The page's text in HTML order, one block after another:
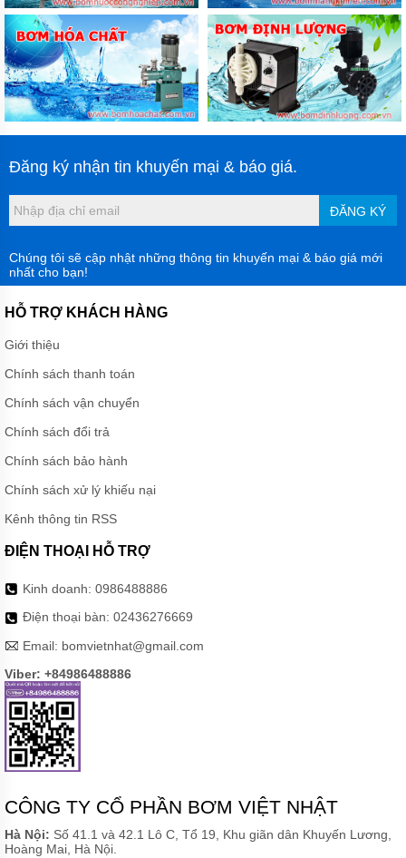
Đăng ký nhận tin khuyến mại & báo giá.
ĐĂNG KÝ
Chúng tôi sẽ cập nhật những thông tin khuyến mại & báo giá mới
nhất cho bạn!
HỖ TRỢ KHÁCH HÀNG
Giới thiệu
Chính sách thanh toán
Chính sách vận chuyển
Chính sách đổi trả
Chính sách bảo hành
Chính sách xử lý khiếu nại
Kênh thông tin RSS
ĐIỆN THOẠI HỖ TRỢ
Kinh doanh: 0986488886
Điện thoại bàn: 02436276669
Email: bomvietnhat@gmail.com
Viber: +84986488886
CÔNG TY CỔ PHẦN BƠM VIỆT NHẬT
Hà Nội: Số 41.1 và 42.1 Lô C, Tổ 19, Khu giãn dân Khuyến Lương,
Hoàng Mai, Hà Nội.